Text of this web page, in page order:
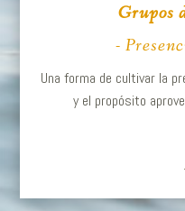
Grupos
-
Una forma de cultivar la
y el propósito